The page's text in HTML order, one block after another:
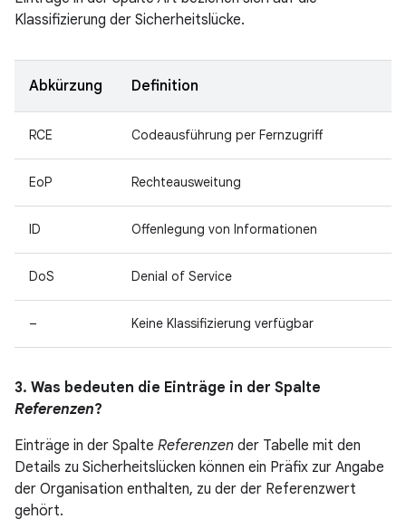
Klassifizierung der Sicherheitslücke.
Abkürzung Definition
RCE Codeausführung per Fernzugriff
EoP Rechteausweitung
ID Offenlegung von Informationen
DoS Denial of Service
– Keine Klassifizierung verfügbar
3. Was bedeuten die Einträge in der Spalte
Referenzen?
Einträge in der Spalte Referenzen der Tabelle mit den
Details zu Sicherheitslücken können ein Präfix zur Angabe
der Organisation enthalten, zu der der Referenzwert
gehört.